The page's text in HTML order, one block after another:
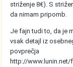
striženje 8€). S
da nimam pripomb.
Je fajn tudi to, da je
vsak detajl iz
povprečja
http://